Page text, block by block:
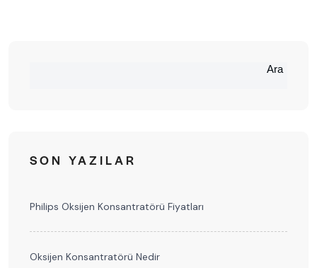
Ara
SON YAZILAR
Philips Oksijen Konsantratörü Fiyatları
Oksijen Konsantratörü Nedir